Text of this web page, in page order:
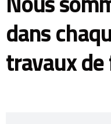
dans
travaux